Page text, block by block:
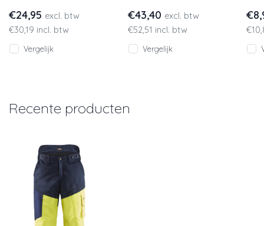
werken op hoogte. Licht
en comfortab
€24,95 excl. btw
€30,19 incl. btw
Vergelijk
waterbestendig
tussenmembraan.
€43,40 excl. btw
€52,51 incl. btw
Vergelijk
Recente producten